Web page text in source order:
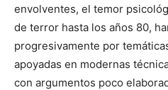
envolventes, el temor
de terror hasta los años 80,
progresivamente por
apoyadas en modernas
con argumentos poco